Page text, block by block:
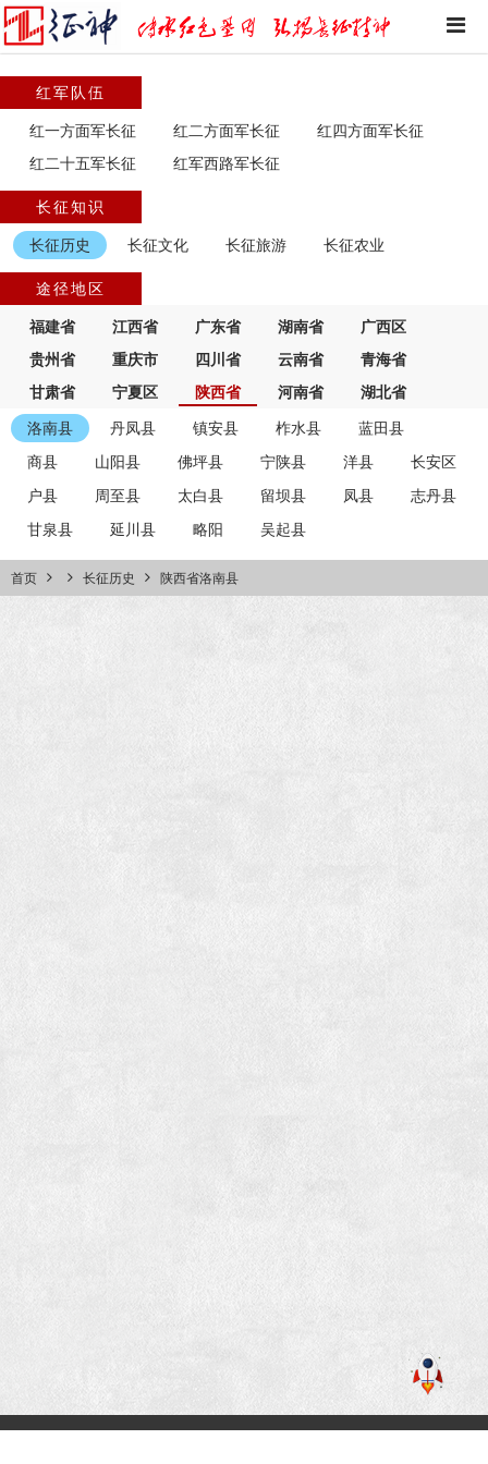
红军队伍
红一方面军长征 红二方面军长征
红四方面军长征
红二十五军长征
红军西路军长征
长征知识
长征历史 长征文化 长征旅游 长征农业
途径地区
福建省 江西省 广东省 湖南省
广西区
贵州省
重庆市 四川省 云南省
青海省
甘肃省
宁夏区 陕西省 河南省 湖北省
洛南县 丹凤县 镇安县 柞水县
蓝田县
商县
山阳县 佛坪县 宁陕县 洋县
长安区
户县
周至县 太白县 留坝县 凤县
志丹县
甘泉县
延川县 略阳 吴起县
首页 长征历史 陕西省洛南县